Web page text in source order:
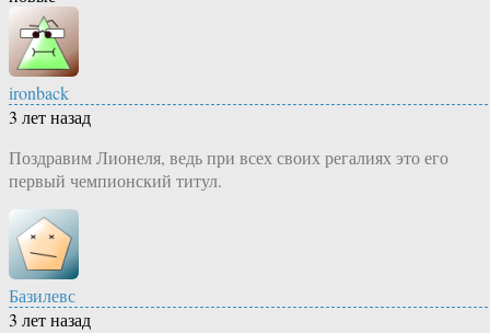
ironback
3 лет назад
Поздравим Лионеля, ведь при всех своих регалиях это его
первый чемпионский титул.
Базилевс
3 лет назад